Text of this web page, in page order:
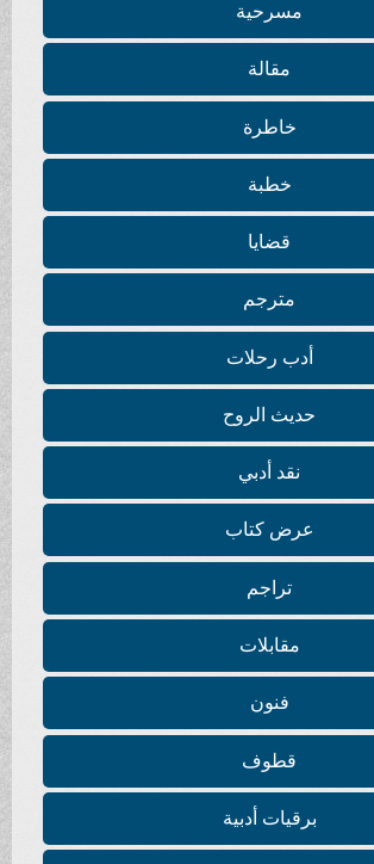
مسرحية
مقالة
خاطرة
خطبة
قضايا
مترجم
أدب رحلات
حديث الروح
نقد أدبي
عرض كتاب
تراجم
مقابلات
فنون
قطوف
برقيات أدبية